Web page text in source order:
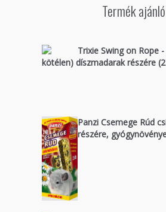
Termék ajánló
Trixie Swing on Rope
kötélen) díszmadarak részére
Panzi Csemege Rúd
részére,